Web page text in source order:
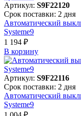
Артикул: S9F22120
Срок поставки: 2 дня
Автоматический
Systeme9
1 194 ₽
В корзинy
Артикул: S9F22116
Срок поставки: 2 дня
Автоматический
Systeme9